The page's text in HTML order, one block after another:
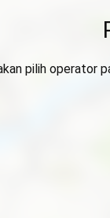
pilih operator